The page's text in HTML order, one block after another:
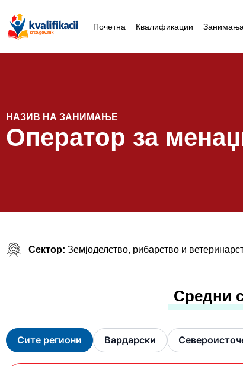
Почетна Квалификации Занимања
НАЗИВ НА ЗАНИМАЊЕ
Оператор за
Сектор: Земјоделство, рибарство и
Средни
Сите региони Вардарски